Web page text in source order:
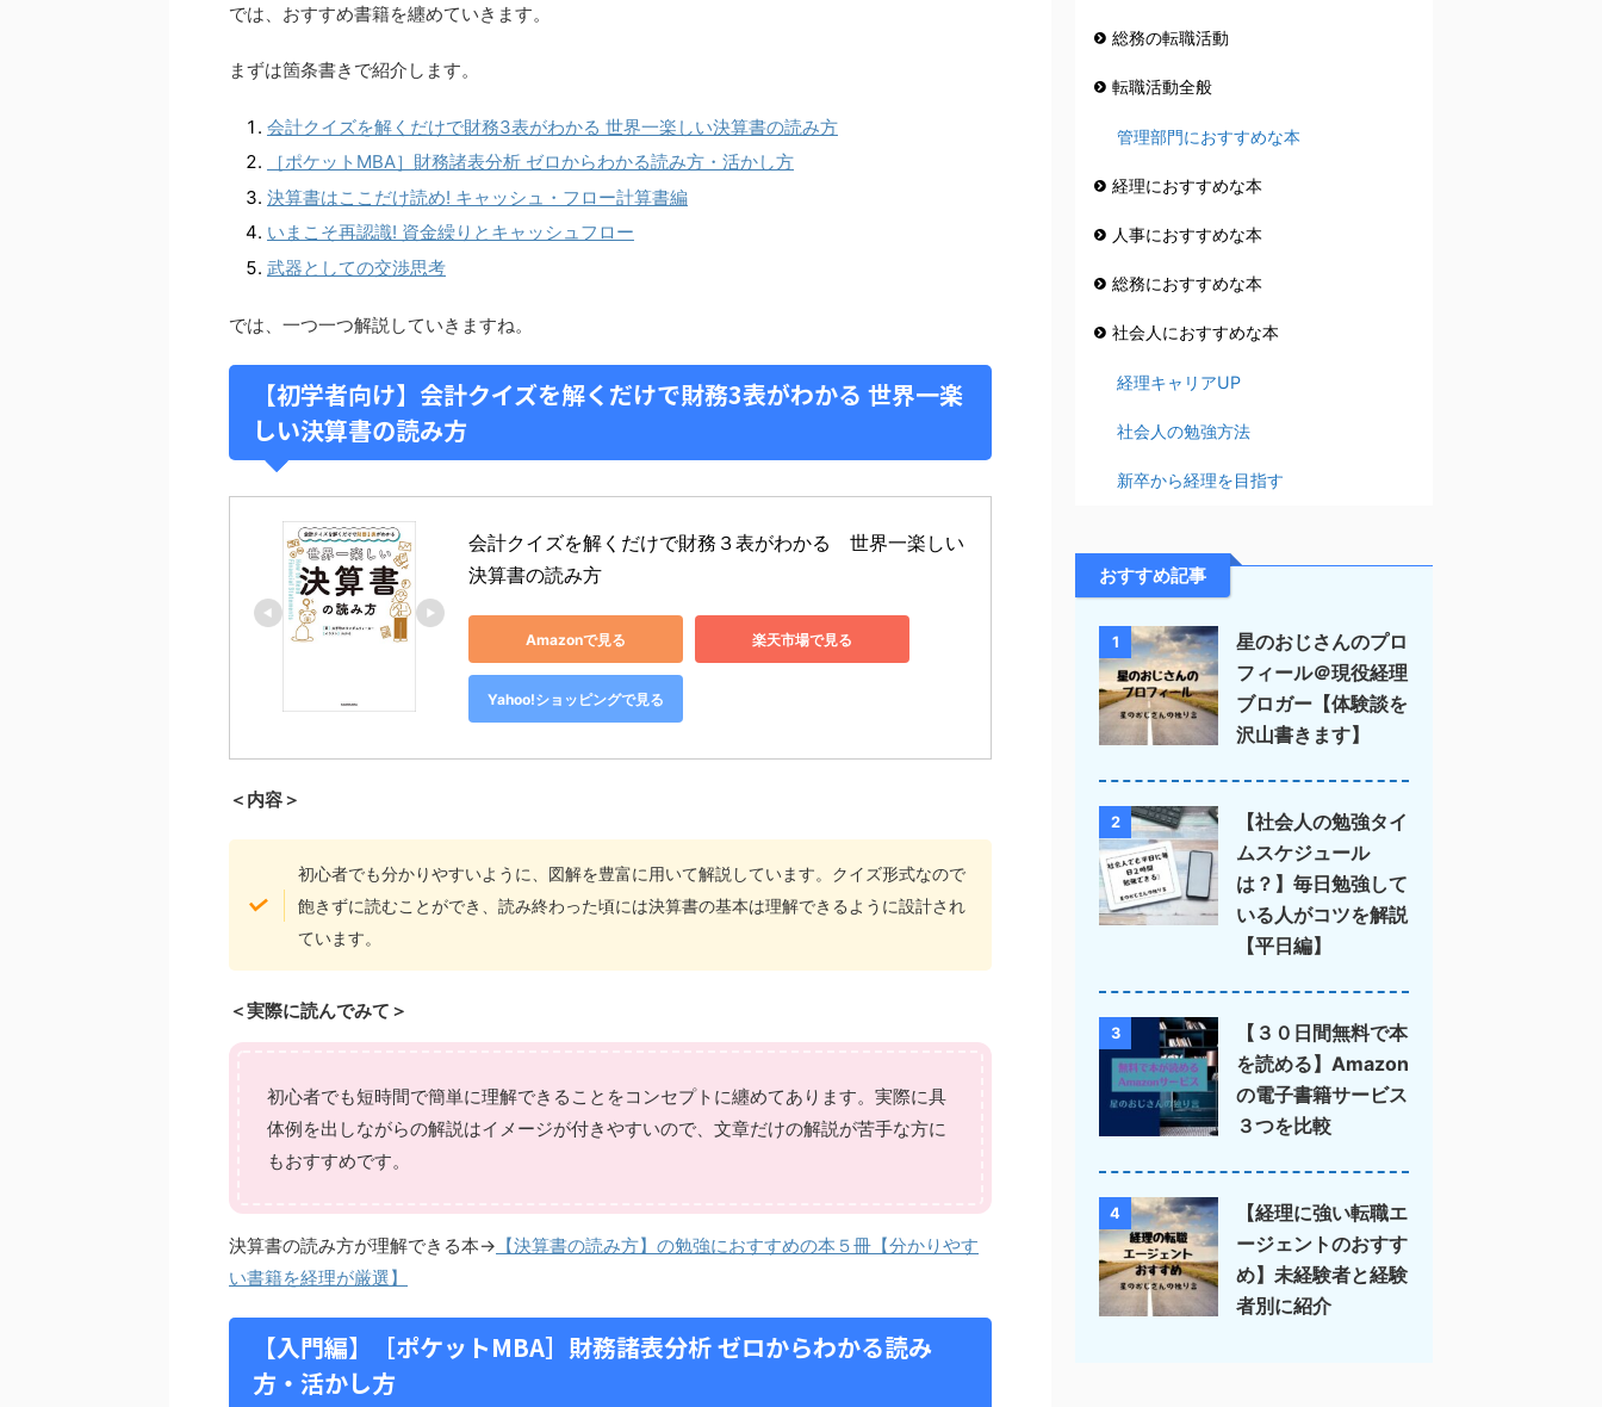
では、おすすめ書籍を纏めていきます。
まずは箇条書きで紹介します。
会計クイズを解くだけで財務3表がわかる 世界一楽しい決算書の読み方
［ポケットMBA］財務諸表分析 ゼロからわかる読み方・活かし方
決算書はここだけ読め! キャッシュ・フロー計算書編
いまこそ再認識! 資金繰りとキャッシュフロー
武器としての交渉思考
では、一つ一つ解説していきますね。
【初学者向け】会計クイズを解くだけで財務3表がわかる 世界一楽
しい決算書の読み方
会計クイズを解くだけで財務３表がわかる　世界一楽しい
決算書の読み方
Amazonで見る 楽天市場で見る
Yahoo!ショッピングで見る
＜内容＞
初心者でも分かりやすいように、図解を豊富に用いて解説しています。クイズ形式なので
飽きずに読むことができ、読み終わった頃には決算書の基本は理解できるように設計され
ています。
＜実際に読んでみて＞
初心者でも短時間で簡単に理解できることをコンセプトに纏めてあります。実際に具
体例を出しながらの解説はイメージが付きやすいので、文章だけの解説が苦手な方に
もおすすめです。
決算書の読み方が理解できる本→ 【決算書の読み方】の勉強におすすめの本５冊【分かりやす
い書籍を経理が厳選】
【入門編】［ポケットMBA］財務諸表分析 ゼロからわかる読み
方・活かし方
総務の転職活動
転職活動全般
管理部門におすすめな本
経理におすすめな本
人事におすすめな本
総務におすすめな本
社会人におすすめな本
経理キャリアUP
社会人の勉強方法
新卒から経理を目指す
おすすめ記事
1
星のおじさんのプロ
フィール＠現役経理
ブロガー【体験談を
沢山書きます】
2
【社会人の勉強タイ
ムスケジュール
は？】毎日勉強して
いる人がコツを解説
【平日編】
3
【３０日間無料で本
を読める】Amazon
の電子書籍サービス
３つを比較
4
【経理に強い転職エ
ージェントのおすす
め】未経験者と経験
者別に紹介